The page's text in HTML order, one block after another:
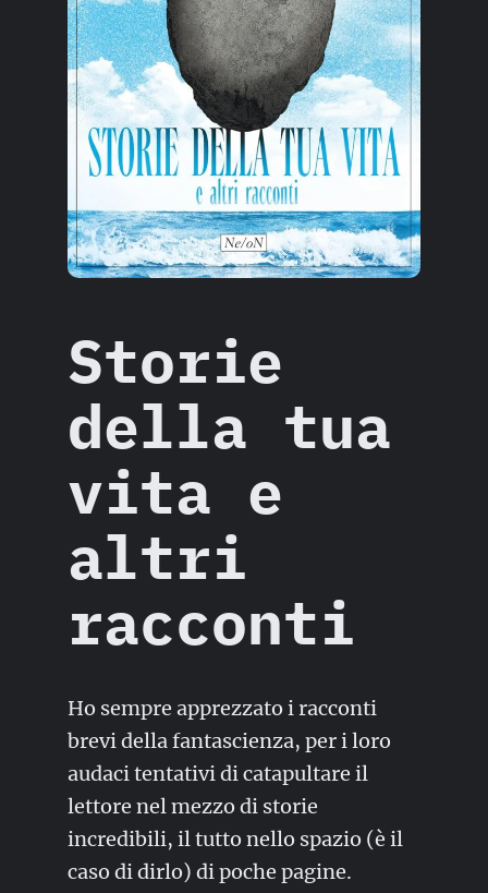
Storie
della tua
vita e
altri
racconti
Ho sempre apprezzato i racconti
brevi della fantascienza, per i loro
audaci tentativi di catapultare il
lettore nel mezzo di storie
incredibili, il tutto nello spazio (è il
caso di dirlo) di poche pagine.